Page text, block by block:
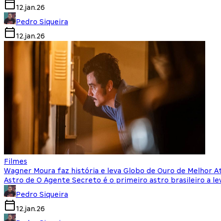
12.jan.26
Pedro Siqueira
12.jan.26
Filmes
Wagner Moura faz história e leva Globo de Ouro de Melhor
Astro de O Agente Secreto é o primeiro astro brasileiro a
Pedro Siqueira
12.jan.26